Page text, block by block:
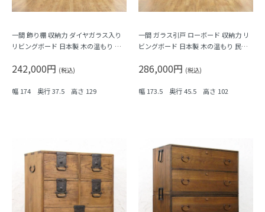
一間 飾り棚 収納力 ダイヤガラス入り
リビングボード 日本製 木の温もり 昭
242,000円 (税込)
幅 174 奥行 37.5 高さ 129
一間 ガラス引戸 ローボード 収納力 リ
ビングボード 日本製 木の温もり 民芸
286,000円 (税込)
幅 173.5 奥行 45.5 高さ 102